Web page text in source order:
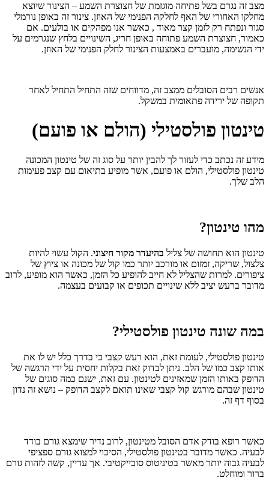
מצב זה נגרם בשל פתיחה מוגזמת של חצוצרת השמע – הצינור שיוצא
מחלקו האחורי של האף לחלקה הפנימי של האוזן. צינור זה באופן נורמלי
סגור ונפתח רק לזמן קצר מאוד , כאשר אנו מפהקים או בולעים. אם
כאמור, חצוצרת השמע פתוחה באופן חריג, השינויים בלחץ שנגרמים על
ידי הנשימה, מועברים באמצעות הצינור לחלק הפנימי של האוזן.
אנשים רבים הסובלים ממצב זה, מדווחים שזה התחיל התחיל לאחר
תקופה של ירידה פתאומית במשקל.
טינטון פולסטילי (הולם או פועם)
מידע זה נכתב כדי לעזור לך להבין יותר על סוג זה של טינטון המכונה
טינטון פולסטילי, הולם או פועם, אשר מופיע בתיאום עם קצב פעימות
הלב שלך.
מהו טינטון?
טינטון הוא תחושה של צליל בהיעדר מקור חיצוני. הקול עשוי להיות
צלצול, שריקה, זמזום או מורכב יותר כמו קול של מכונה או ציוץ של
ציפורים. למרות שהצליל לא חייב להופיע כל הזמן, כאשר הוא מופיע, לרוב
מדובר ברעש יציב ללא שינויים תכופים או קבועים בעצמה.
במה שונה טינטון פולסטילי?
טינטון פולסטילי, לעומת זאת, הוא רעש קצבי כי בדרך כלל יש לו את
אותו קצב כמו של הלב. ניתן לבדוק זאת בקלות יחסית על ידי הרגשה של
הדופק באותו הזמן שמאזינים לטינטון. עם זאת, ישנם כמה סוגים של
טינטון שבהם מורגש קול קצבי שאינו תואם לקצב הדופק – נושא זה נדון
בסוף דף זה.
כאשר רופא בודק אדם הסובל מטינטון, לרוב נדיר שימצא גורם בודד
לבעיה. כאשר מדובר בטינטון פולסטילי, הסיכוי למצוא גורם ספציפי
לבעיה גבוה יותר מאשר בטיניטוס סובייקטיבי. אך עדיין, קשה לזהות גורם
ברור ומוחלט.